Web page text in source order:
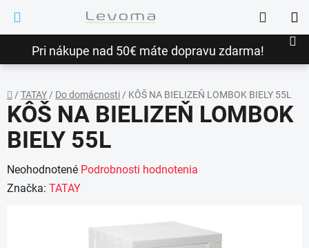
obsah
Pri nákupe nad 50€ máte dopravu zdarma!
Hľadať
Domov
/ TATAY/ Do domácnosti/ KÔŠ NA BIELIZEŇ LOMBOK BIELY 55L
KÔŠ NA BIELIZEŇ LOMBOK
BIELY 55L
Priemerné
hodnotenie
Neohodnotené Podrobnosti hodnotenia
Značka: TATAY